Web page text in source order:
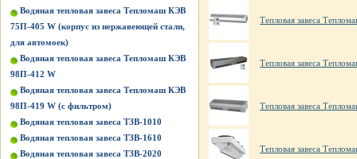
Водяная тепловая завеса Тепломаш КЭВ
75П-405 W (корпус из нержавеющей стали,
для автомоек)
Водяная тепловая завеса Тепломаш КЭВ
98П-412 W
Водяная тепловая завеса Тепломаш КЭВ
98П-419 W (с фильтром)
Водяная тепловая завеса ТЗВ-1010
Водяная тепловая завеса ТЗВ-1610
Водяная тепловая завеса ТЗВ-2020
Тепловая завеса
Тепловая завеса
Тепловая завеса
Тепловая завеса